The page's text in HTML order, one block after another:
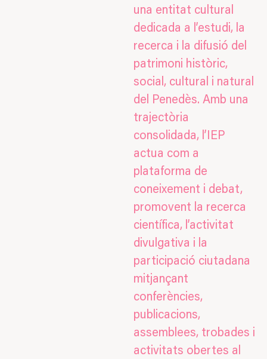
una entitat cultural
dedicada a l’estudi, la
recerca i la difusió del
patrimoni històric,
social, cultural i natural
del Penedès. Amb una
trajectòria
consolidada, l’IEP
actua com a
plataforma de
coneixement i debat,
promovent la recerca
científica, l’activitat
divulgativa i la
participació ciutadana
mitjançant
conferències,
publicacions,
assemblees, trobades i
activitats obertes al